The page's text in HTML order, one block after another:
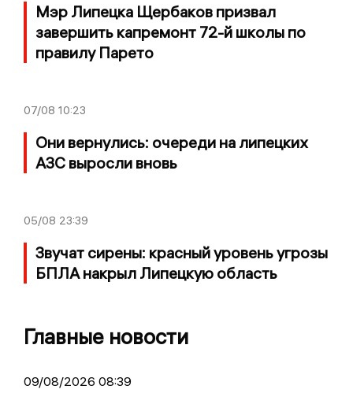
Мэр Липецка Щербаков призвал
завершить капремонт 72-й школы по
правилу Парето
07/08 10:23
Они вернулись: очереди на липецких
АЗС выросли вновь
05/08 23:39
Звучат сирены: красный уровень угрозы
БПЛА накрыл Липецкую область
Главные новости
09/08/2026 08:39